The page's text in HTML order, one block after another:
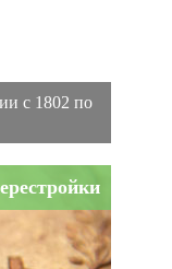
с 1802 по